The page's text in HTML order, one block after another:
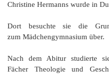
Christine Hermanns wurde in
Dort besuchte sie die
zum Mädchengymnasium über.
Nach dem Abitur studierte
Fächer Theologie und